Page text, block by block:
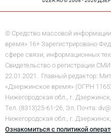
© Средство массовой
время» 16+ Зарегистрировано
сфере связи, информационных
Свидетельство о регистрации
22.01.2021. Главный редактор:
«Дзержинское время» (ОГРН
Нижегородская обл., г.
Тел. (8313)25-61-26, Эл. Почта:
Нижегородская обл., г.
Ознакомиться с политикой